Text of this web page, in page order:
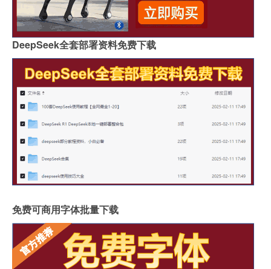
DeepSeek全套部署资料免费下载
免费可商用字体批量下载